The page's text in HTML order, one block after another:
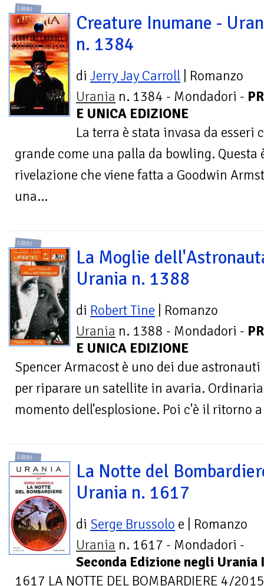
LIBRI
Creature Inumane -
n. 1384
di Jerry Jay Carroll | Romanzo
Urania n. 1384 - Mondadori -
E UNICA EDIZIONE
La terra è stata invasa da
grande come una palla da bowling. Questa
rivelazione che viene fatta a Goodwin
una...
LIBRI
La Moglie
Urania n. 1388
di Robert Tine | Romanzo
Urania n. 1388 - Mondadori -
E UNICA EDIZIONE
Spencer Armacost è uno dei due
per riparare un satellite in avaria.
momento dell'esplosione. Poi c'è il ritorno a
LIBRI
La Notte del
Urania n. 1617
di Serge Brussolo e
| Romanzo
Urania n. 1617 - Mondadori -
Seconda Edizione negli Urania
1617 LA NOTTE DEL BOMBARDIERE 4/